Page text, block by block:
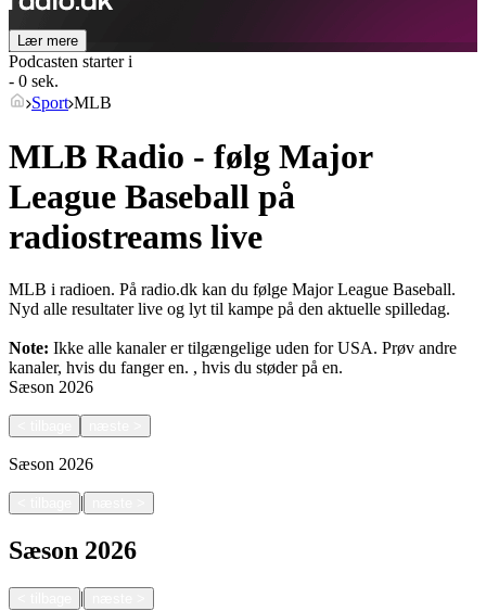
Lær mere
Podcasten starter i
- 0 sek.
Sport MLB
MLB Radio - følg Major
League Baseball på
radiostreams live
MLB i radioen. På radio.dk kan du følge Major League Baseball.
Nyd alle resultater live og lyt til kampe på den aktuelle spilledag.
Note: Ikke alle kanaler er tilgængelige uden for USA. Prøv andre
kanaler, hvis du fanger en. , hvis du støder på en.
Sæson 2026
Sæson 2026
|
Sæson 2026
|